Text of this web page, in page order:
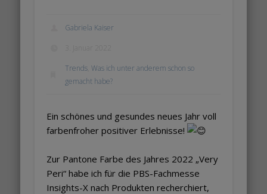
Gabriela Kaiser
Trends ,Was ich unter anderem schon so
gemacht habe?
Ein schönes und gesundes neues Jahr voll
farbenfroher positiver Erlebnisse!
Zur Pantone Farbe des Jahres 2022 „Very
Peri“ habe ich für die PBS-Fachmesse
Insights-X nach Produkten recherchiert,